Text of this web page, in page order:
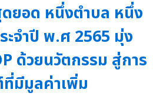
ยอด หนึ่งตำบล หนึ่ง
จำปี พ.ศ 2565 มุ่ง
ด้วยนวัตกรรม สู่การ
มีมูลค่าเพิ่ม